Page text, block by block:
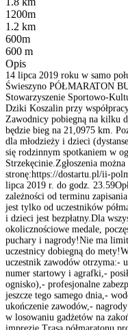
1200m
1.2 km
600m
600 m
Opis
14 lipca 2019 roku w samo
Świeszyno PÓŁMARATON
Stowarzyszenie Sportowo-
Dziki Koszalin przy
Zawodnicy pobiegną na kilku
będzie bieg na 21,0975 km.
dla młodzieży i dzieci
się rodzinnym spotkaniem w
Strzekęcinie.Zgłoszenia
stronę:https://dostartu.pl/ii-
lipca 2019 r. do godz.
zależności od terminu
jest tylko od uczestników
i dzieci jest bezpłatny.Dla
okolicznościowe medale,
puchary i nagrody!Nie ma
uczestnicy dobiegną do
uczestnik zawodów otrzyma:-
numer startowy i agrafki,-
ognisko),- profesjonalne
jeszcze tego samego dnia,-
ukończenie zawodów,-
w losowaniu gadżetów na